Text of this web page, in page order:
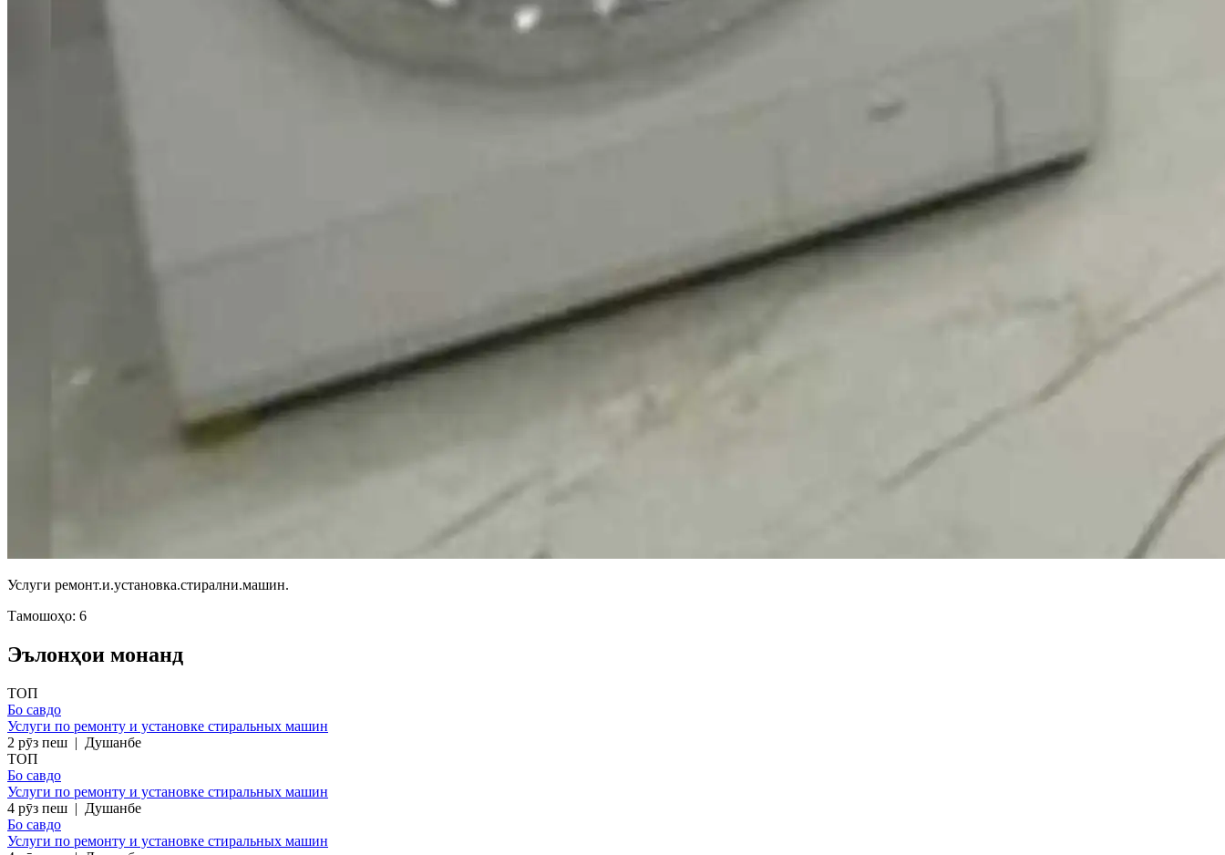
Услуги ремонт.и.установка.стирални.машин.
Тамошоҳо: 6
Эълонҳои монанд
ТОП
Бо савдо
Услуги по ремонту и установке стиральных машин
2 рӯз пеш | Душанбе
ТОП
Бо савдо
Услуги по ремонту и установке стиральных машин
4 рӯз пеш | Душанбе
Бо савдо
Услуги по ремонту и установке стиральных машин